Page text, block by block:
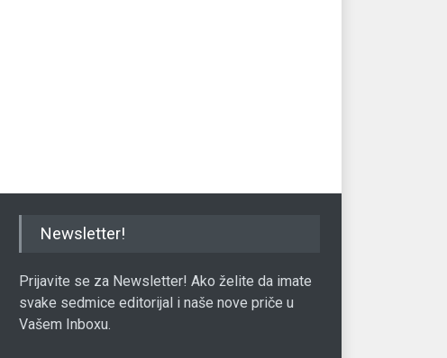
Newsletter!
Prijavite se za Newsletter! Ako želite da imate
svake sedmice editorijal i naše nove priče u
Vašem Inboxu.